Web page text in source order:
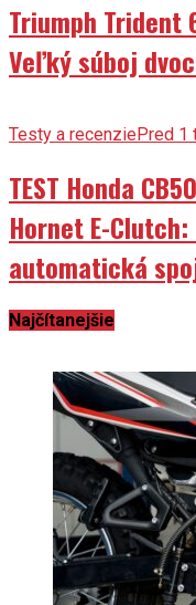
Triumph Trident
Veľký súboj
Testy a recenziePred 1
TEST Honda
Hornet E-
automatická
Najčítanejšie